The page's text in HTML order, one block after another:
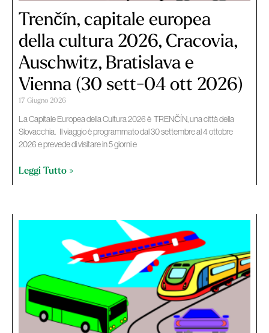
Trenčín, capitale europea
della cultura 2026, Cracovia,
Auschwitz, Bratislava e
Vienna (30 sett-04 ott 2026)
17 Giugno 2026
La Capitale Europea della Cultura 2026 è TRENČÍN, una città della
Slovacchia. Il viaggio è programmato dal 30 settembre al 4 ottobre
2026 e prevede di visitare in 5 giorni e
Leggi Tutto »